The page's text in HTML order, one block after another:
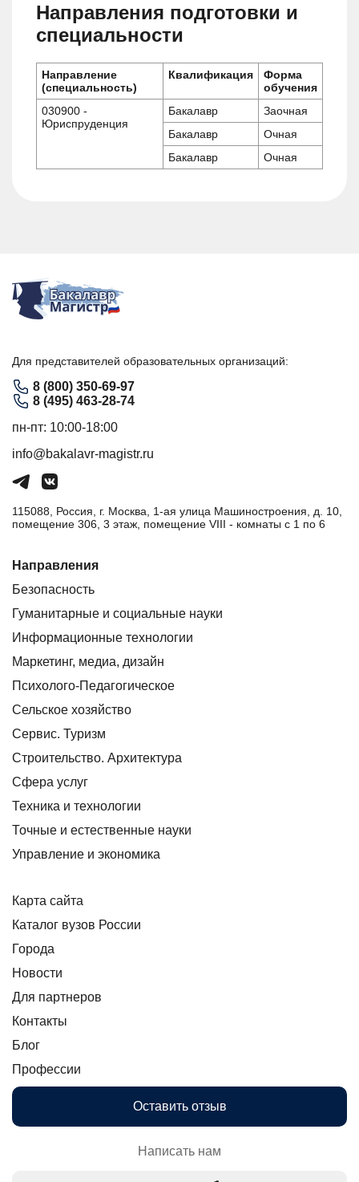
Направления подготовки и
специальности
Направление
(специальность)
Квалификация
Форма
обучения
030900 -
Юриспруденция
Бакалавр
Заочная
Бакалавр
Очная
Бакалавр
Очная
Для представителей образовательных организаций:
8 (800) 350-69-97
8 (495) 463-28-74
пн-пт: 10:00-18:00
info@bakalavr-magistr.ru
115088, Россия, г. Москва, 1-ая улица Машиностроения, д. 10,
помещение 306, 3 этаж, помещение VIII - комнаты с 1 по 6
Направления
Безопасность
Гуманитарные и социальные науки
Информационные технологии
Маркетинг, медиа, дизайн
Психолого-Педагогическое
Сельское хозяйство
Сервис. Туризм
Строительство. Архитектура
Сфера услуг
Техника и технологии
Точные и естественные науки
Управление и экономика
Карта сайта
Каталог вузов России
Города
Новости
Для партнеров
Контакты
Блог
Профессии
Оставить отзыв
Написать нам